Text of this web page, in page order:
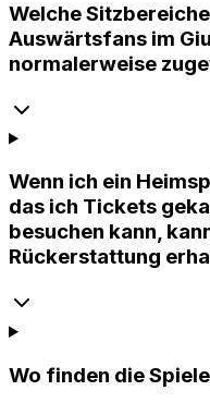
Welche
Auswärtsfans im
normalerweise
Wenn ich ein
das ich Tickets
besuchen kann,
Rückerstattung
Wo finden die